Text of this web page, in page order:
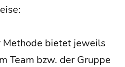
Metho­de bie­tet jeweils
Team bzw. der Grup­pe